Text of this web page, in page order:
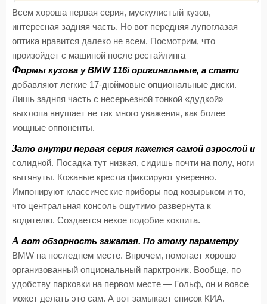
Всем хороша первая серия, мускулистый кузов,
интересная задняя часть. Но вот передняя лупоглазая
оптика нравится далеко не всем. Посмотрим, что
произойдет с машиной после рестайлинга
Формы кузова у BMW 116i оригинальные, а стати
добавляют легкие 17-дюймовые опциональные диски.
Лишь задняя часть с несерьезной тонкой «дудкой»
выхлопа внушает не так много уважения, как более
мощные оппоненты.
Зато внутри первая серия кажется самой взрослой и
солидной. Посадка тут низкая, сидишь почти на полу, ноги
вытянуты. Кожаные кресла фиксируют уверенно.
Импонируют классические приборы под козырьком и то,
что центральная консоль ощутимо развернута к
водителю. Создается некое подобие кокпита.
А вот обзорность зажатая. По этому параметру
BMW на последнем месте. Впрочем, помогает хорошо
организованный опциональный парктроник. Вообще, по
удобству парковки на первом месте — Гольф, он и вовсе
может делать это сам. А вот замыкает список КИА.